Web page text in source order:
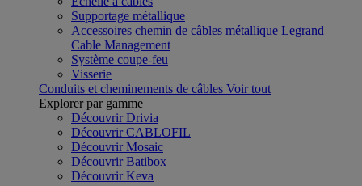
Supportage métallique
Accessoires chemin de câbles métallique Legrand
Cable Management
Système coupe-feu
Visserie
Conduits et cheminements de câbles Voir tout
Explorer par gamme
Découvrir Drivia
Découvrir CABLOFIL
Découvrir Mosaic
Découvrir Batibox
Découvrir Keva